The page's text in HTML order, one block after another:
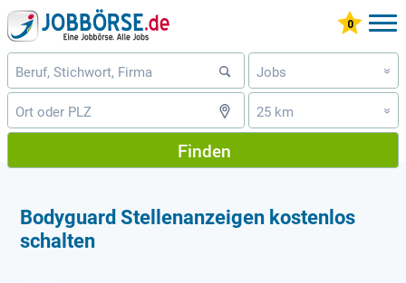
Jobs »
25 km »
Finden
Bodyguard Stellenanzeigen kostenlos
schalten